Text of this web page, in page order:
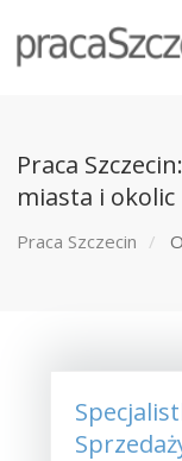
Praca
miasta i okolic
Praca Szczecin